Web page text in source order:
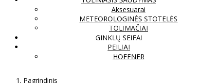
Aksesuarai
METEOROLOGINĖS STOTELĖS
TOLIMAČIAI
GINKLŲ SEIFAI
PEILIAI
HOFFNER
Pagrindinis